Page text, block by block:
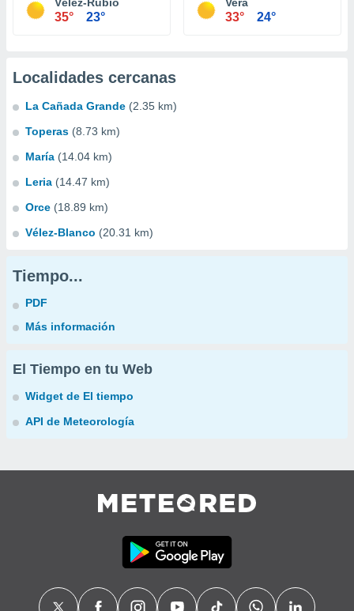
35° 23° 33° 24°
Localidades cercanas
La Cañada Grande (2.35 km)
Toperas (8.73 km)
María (14.04 km)
Leria (14.47 km)
Orce (18.89 km)
Vélez-Blanco (20.31 km)
Tiempo...
PDF
Más información
El Tiempo en tu Web
Widget de El tiempo
API de Meteorología